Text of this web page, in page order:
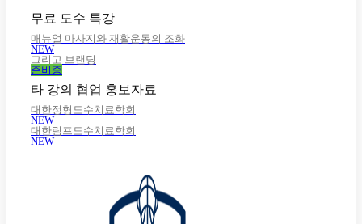
무료 도수 특강
매뉴얼 마사지와 재활운동의 조화
NEW
그리고 브랜딩
준비중
타 강의 협업 홍보자료
대한정형도수치료학회
NEW
대한림프도수치료학회
NEW